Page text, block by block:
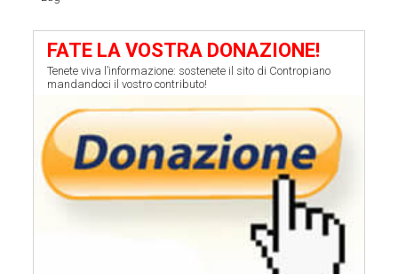
FATE LA VOSTRA DONAZIONE!
Tenete viva l’informazione: sostenete il sito di Contropiano
mandandoci il vostro contributo!